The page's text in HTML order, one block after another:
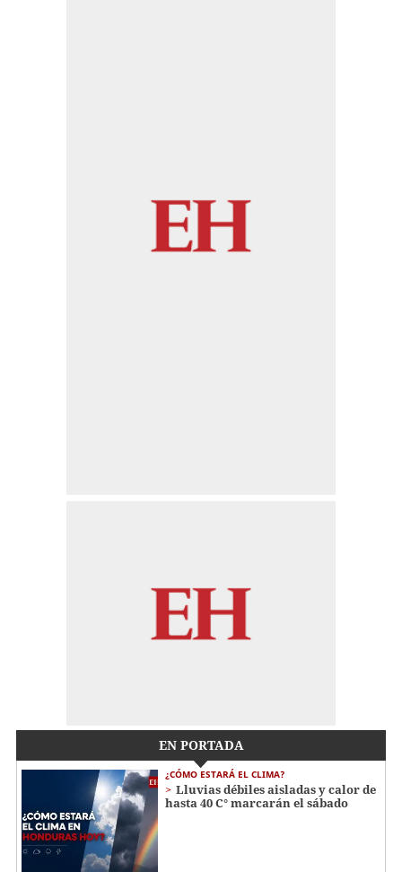
EN PORTADA
¿CÓMO ESTARÁ EL CLIMA?
Lluvias débiles aisladas y calor de
hasta 40 C° marcarán el sábado